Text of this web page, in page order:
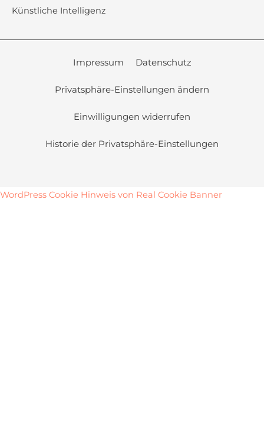
Künstliche Intelligenz
Impressum Datenschutz
Privatsphäre-Einstellungen ändern
Einwilligungen widerrufen
Historie der Privatsphäre-Einstellungen
WordPress Cookie Hinweis von Real Cookie Banner